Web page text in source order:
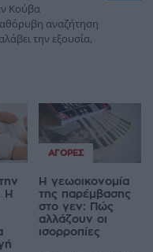
Κούβα
αναζήτηση
την εξουσία,
Η
ΑΓΟΡΈΣ
Η γεωοικονομία
της παρέμβασης
στο γεν: Πώς
αλλάζουν οι
ισορροπίες